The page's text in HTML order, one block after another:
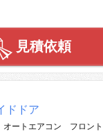
見積依頼
ドドア
ートエアコン フロント